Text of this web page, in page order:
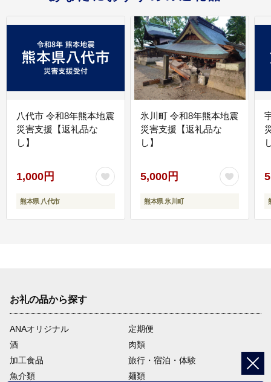
八代市 令和8年熊本地震
災害支援【返礼品な
し】
1,000円
熊本県 八代市
氷川町 令和8年熊本地震
災害支援【返礼品な
し】
5,000円
熊本県 氷川町
お礼の品から探す
ANAオリジナル
定期便
酒
肉類
加工食品
旅行・宿泊・体験
魚介類
麺類